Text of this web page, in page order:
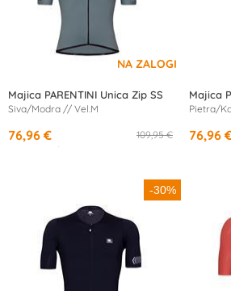
Majica PARENTINI Unica Zip SS
Siva/Modra // Vel.M
109,95 €
76,96 €
/mesec
Majica
Pietra/
76,96
-30%